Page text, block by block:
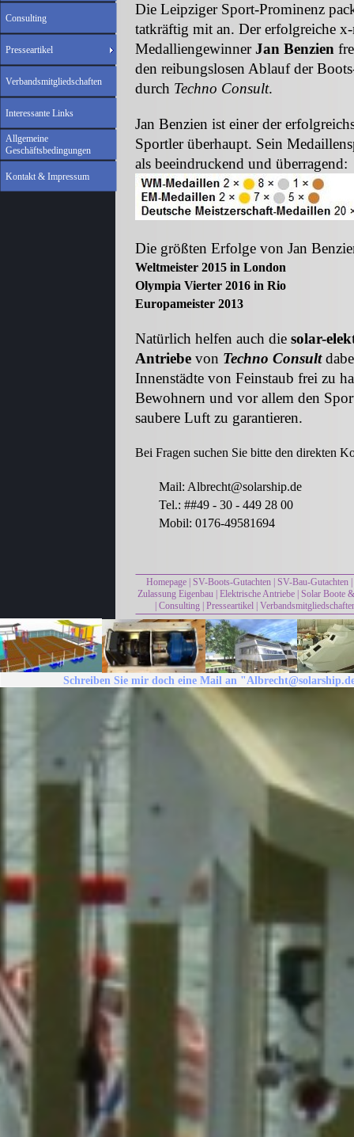
Consulting
Presseartikel
Verbandsmitgliedschaften
Interessante Links
Allgemeine
Geschäftsbedingungen
Kontakt & Impressum
Die Leipziger Sport-Prominenz
tatkräftig mit an. Der erfolgreiche
MedalliengewinnerJan Benzien
den reibungslosen Ablauf der
durch Techno Consult.
Jan Benzien ist einer der
Sportler überhaupt. Sein
als beeindruckend und überragend:
Die größten Erfolge von Jan
Weltmeister 2015 in London
Olympia Vierter 2016 in Rio
Europameister 2013
Natürlich helfen auch die solar-
Antriebe von Techno Consult
Innenstädte von Feinstaub frei zu
Bewohnern und vor allem den
saubere Luft zu garantieren.
Bei Fragen suchen Sie bitte den direkten
Mail: Albrecht@solarship.de
Tel.: ##49 - 30 - 449 28 00
Mobil: 0176-49581694
Homepage SV-Boots-Gutachten SV-Bau-Gutachten
Zulassung Eigenbau Elektrische Antriebe Solar Boote
Consulting| Presseartikel|
Schreiben Sie mir doch eine Mail an